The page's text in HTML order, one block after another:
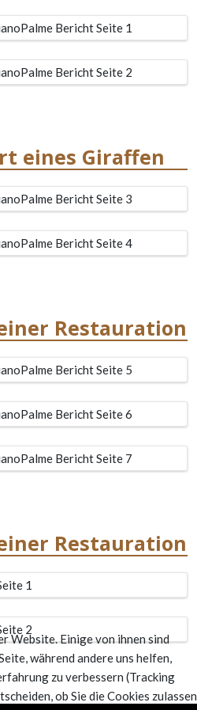
eines Giraffen
Restauration
Restauration
Website. Einige von ihnen sind
während andere uns helfen,
zu verbessern (Tracking
ob Sie die Cookies zulassen